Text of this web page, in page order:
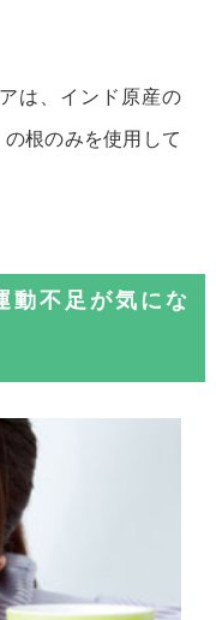
は、インド原産の
の根のみを使用して
動不足が気にな